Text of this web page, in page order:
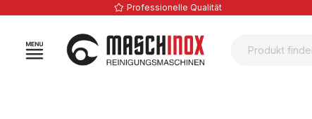
Zur Hauptnavigation springen
Professionelle Qualität